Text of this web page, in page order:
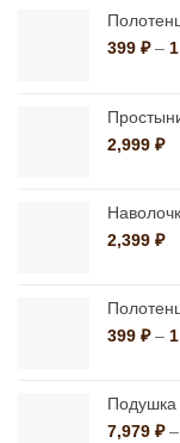
399 ₽ –
2,999 ₽
2,399 ₽
399 ₽ –
7,979 ₽ –